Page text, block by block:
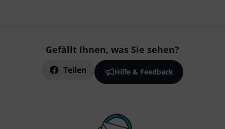
Gefällt Ihnen, was Sie sehen?
Teilen Hilfe & Feedback